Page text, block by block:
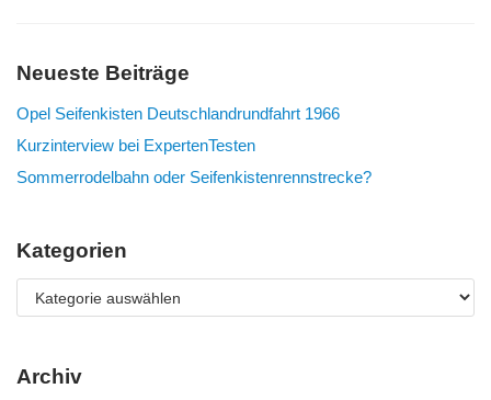
Neueste Beiträge
Opel Seifenkisten Deutschlandrundfahrt 1966
Kurzinterview bei ExpertenTesten
Sommerrodelbahn oder Seifenkistenrennstrecke?
Kategorien
Archiv